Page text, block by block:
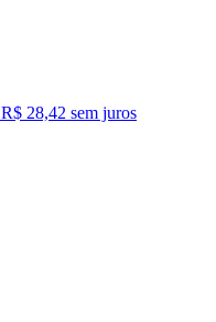
R$ 28,42 sem juros